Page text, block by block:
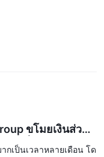
ขโมยเงินส่วนใ
คืนก็สูงมาก
กเป็นเวลาหลายเดือน โด